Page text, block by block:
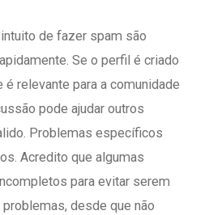
de fazer spam são
Se o perfil é criado
é relevante para a comunidade
pode ajudar outros
Problemas específicos
Acredito que algumas
para evitar serem
desde que não